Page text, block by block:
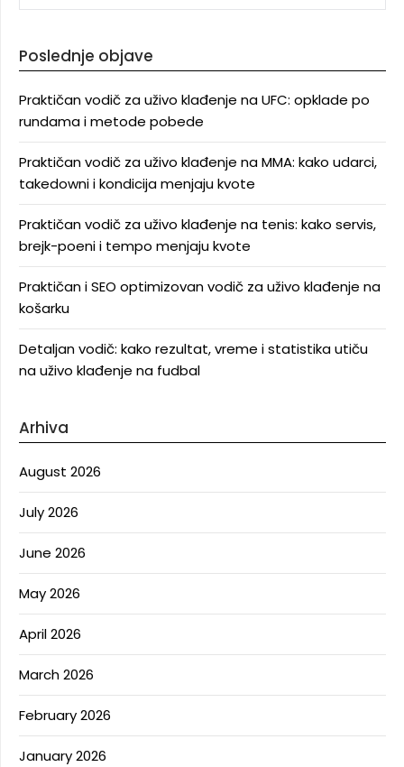
Poslednje objave
Praktičan vodič za uživo klađenje na UFC: opklade po
rundama i metode pobede
Praktičan vodič za uživo klađenje na MMA: kako udarci,
takedowni i kondicija menjaju kvote
Praktičan vodič za uživo klađenje na tenis: kako servis,
brejk-poeni i tempo menjaju kvote
Praktičan i SEO optimizovan vodič za uživo klađenje na
košarku
Detaljan vodič: kako rezultat, vreme i statistika utiču
na uživo klađenje na fudbal
Arhiva
August 2026
July 2026
June 2026
May 2026
April 2026
March 2026
February 2026
January 2026